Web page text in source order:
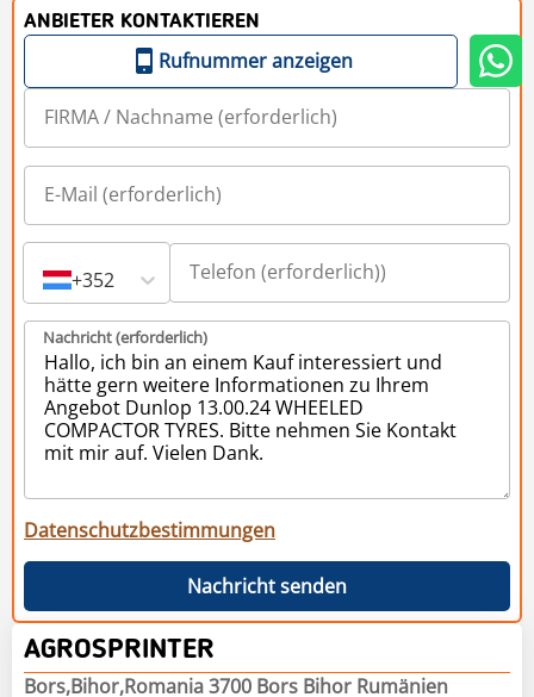
ANBIETER KONTAKTIEREN
Rufnummer anzeigen
+352
Nachricht (erforderlich)
Datenschutzbestimmungen
Nachricht senden
AGROSPRINTER
Bors,Bihor,Romania 3700 Bors Bihor Rumänien